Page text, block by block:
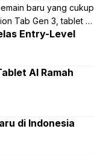
baru yang cukup
Tab Gen 3, tablet …
Entry-Level
AI Ramah
di Indonesia